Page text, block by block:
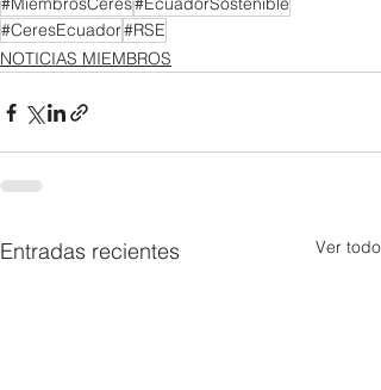
#CeresEcuador#RSE
NOTICIAS MIEMBROS
Entradas recientes Ver todo